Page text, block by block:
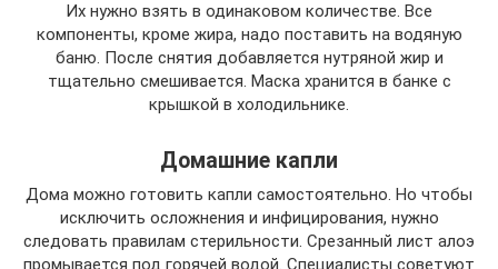
Их нужно взять в одинаковом количестве. Все
компоненты, кроме жира, надо поставить на водяную
баню. После снятия добавляется нутряной жир и
тщательно смешивается. Маска хранится в банке с
крышкой в холодильнике.
Домашние капли
Дома можно готовить капли самостоятельно. Но чтобы
исключить осложнения и инфицирования, нужно
следовать правилам стерильности. Срезанный лист алоэ
промывается под горячей водой. Специалисты советуют